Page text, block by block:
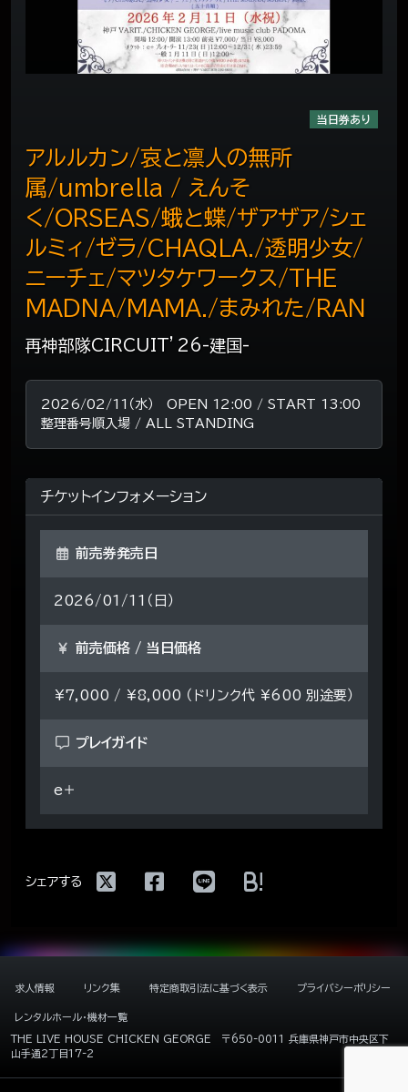
当日券あり
再神部隊CIRCUIT’26-建国-
アルルカン/哀と凛人の無所
属/umbrella / えんそ
く/ORSEAS/蛾と蝶/ザアザア/シェ
ルミィ/ゼラ/CHAQLA./透明少女/
ニーチェ/マツタケワークス/THE
MADNA/MAMA./まみれた/RAN
2026/02/11（水） OPEN 12:00 / START 13:00
整理番号順入場 / ALL STANDING
チケットインフォメーション
前売券発売日
2026/01/11（日）
前売価格 / 当日価格
¥7,000 / ¥8,000 （ドリンク代 ¥600 別途要）
プレイガイド
e＋
シェアする !
求人情報 リンク集 特定商取引法に基づく表示 プライバシーポリシー
レンタルホール・機材一覧
THE LIVE HOUSE CHICKEN GEORGE 〒650-0011 兵庫県神戸市中央区下
山手通2丁目17-2